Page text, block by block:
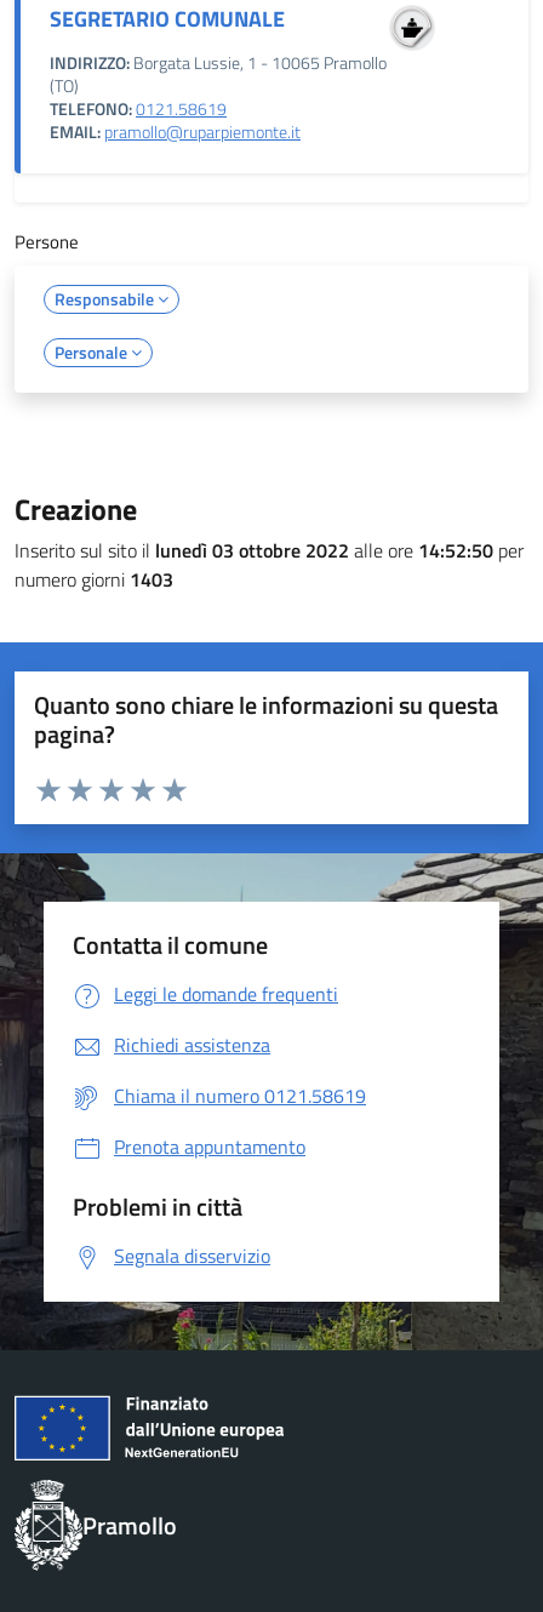
SEGRETARIO COMUNALE
INDIRIZZO:Borgata Lussie, 1 - 10065 Pramollo
(TO)
TELEFONO:0121.58619
EMAIL:pramollo@ruparpiemonte.it
Persone
Responsabile
Personale
Creazione
Inserito sul sito il lunedì 03 ottobre 2022 alle ore 14:52:50 per
numero giorni 1403
Quanto sono chiare le informazioni su questa
pagina?
Valuta da 1 a 5 stelle la pagina
Valuta 5 stelle su 5
Valuta 4 stelle su 5
Valuta 3 stelle su 5
Valuta 2 stelle su 5
Valuta 1 stelle su 5
Contatta il comune
Leggi le domande frequenti
Richiedi assistenza
Chiama il numero 0121.58619
Prenota appuntamento
Problemi in città
Segnala disservizio
Pramollo